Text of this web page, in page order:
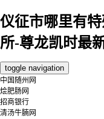
仪征市哪里有
所-尊龙凯时最
toggle navigation
中国随州网
烩肥肠网
招商银行
清汤牛腩网